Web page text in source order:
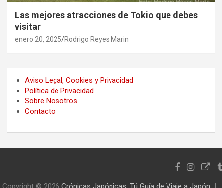
Las mejores atracciones de Tokio que debes
visitar
enero 20, 2025 Rodrigo Reyes Marin
Aviso Legal, Cookies y Privacidad
Política de Privacidad
Sobre Nosotros
Contacto
Copyright © 2026 Crónicas Japónicas: Tú Guía de Viaje a Japón